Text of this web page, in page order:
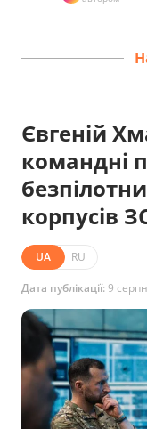
Євгеній
командні
корпусів
UA RU
Дата публікації:9